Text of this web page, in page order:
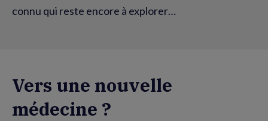
connu qui reste encore à explorer…
Vers une nouvelle
médecine ?